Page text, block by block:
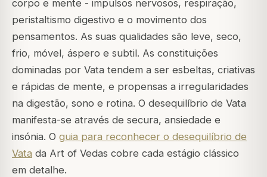
corpo e mente - impulsos nervosos, respiração,
peristaltismo digestivo e o movimento dos
pensamentos. As suas qualidades são leve, seco,
frio, móvel, áspero e subtil. As constituições
dominadas por Vata tendem a ser esbeltas, criativas
e rápidas de mente, e propensas a irregularidades
na digestão, sono e rotina. O desequilíbrio de Vata
manifesta-se através de secura, ansiedade e
insónia. O guia para reconhecer o desequilíbrio de
Vata da Art of Vedas cobre cada estágio clássico
em detalhe.